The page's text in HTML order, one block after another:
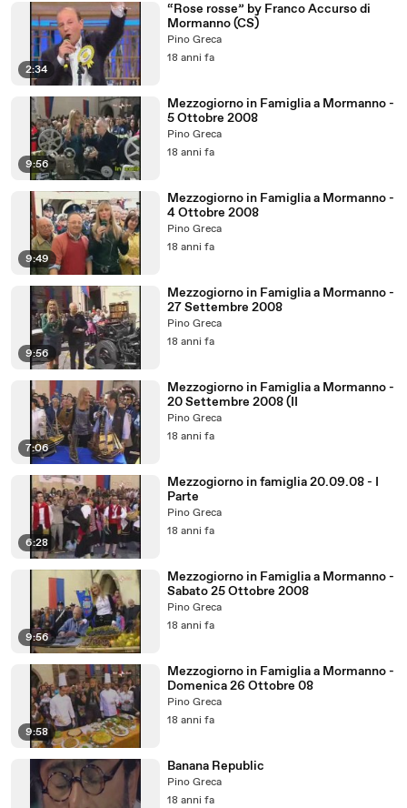
2:34
“Rose rosse” by Franco Accurso di
Mormanno (CS)
Pino Greca
18 anni fa
9:56
Mezzogiorno in Famiglia a Mormanno -
5 Ottobre 2008
Pino Greca
18 anni fa
9:49
Mezzogiorno in Famiglia a Mormanno -
4 Ottobre 2008
Pino Greca
18 anni fa
9:56
Mezzogiorno in Famiglia a Mormanno -
27 Settembre 2008
Pino Greca
18 anni fa
7:06
Mezzogiorno in Famiglia a Mormanno -
20 Settembre 2008 (II
Pino Greca
18 anni fa
6:28
Mezzogiorno in famiglia 20.09.08 - I
Parte
Pino Greca
18 anni fa
9:56
Mezzogiorno in Famiglia a Mormanno -
Sabato 25 Ottobre 2008
Pino Greca
18 anni fa
9:58
Mezzogiorno in Famiglia a Mormanno -
Domenica 26 Ottobre 08
Pino Greca
18 anni fa
Banana Republic
Pino Greca
18 anni fa